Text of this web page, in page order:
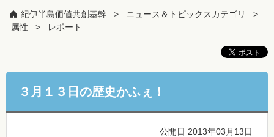
紀伊半島価値共創基幹
ニュース＆トピックスカテゴリ
属性
レポート
３月１３日の歴史かふぇ！
公開日 2013年03月13日